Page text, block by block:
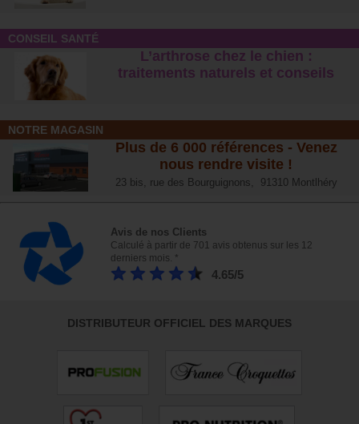
CONSEIL SANTÉ
L’arthrose chez le chien :
traitements naturels et conseil s
NOTRE MAGASIN
Plus de 6 000 références - Venez
nous rendre visite !
23 bis, rue des Bourguignons, 91310 Montlhéry
Avis de nos Clients
Calculé à partir de 701 avis obtenus sur les 12
derniers mois. *
4.65/5
DISTRIBUTEUR OFFICIEL DES MARQUES